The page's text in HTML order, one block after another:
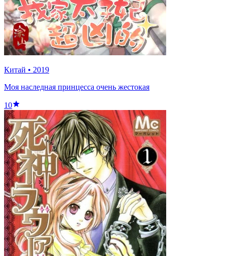
Китай • 2019
Моя наследная принцесса очень жестокая
10